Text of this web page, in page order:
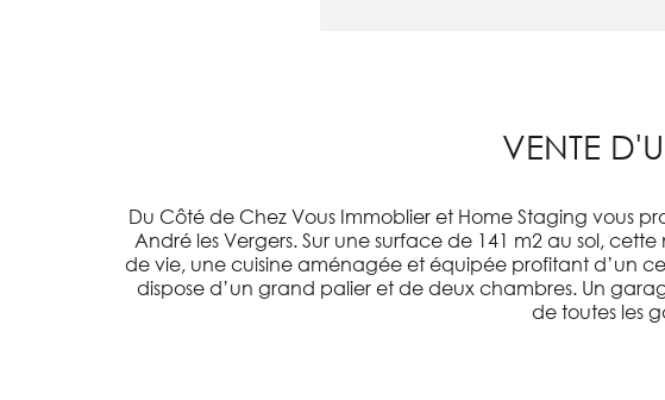
VENTE
Du Côté de Chez Vous Immoblier et Home Staging vous
André les Vergers. Sur une surface de 141 m2 au sol,
de vie, une cuisine aménagée et équipée profitant d’un
dispose d’un grand palier et de deux chambres. Un
de toutes les